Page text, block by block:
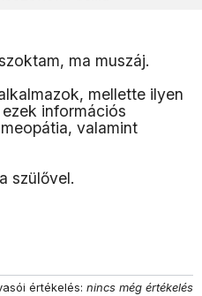
ma muszáj.
mellette ilyen
információs
valamint
szülővel.
értékelés: nincs még értékelés